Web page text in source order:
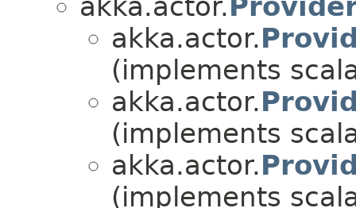
akka.actor.
(implements
akka.actor.
(implements
akka.actor.
(implements